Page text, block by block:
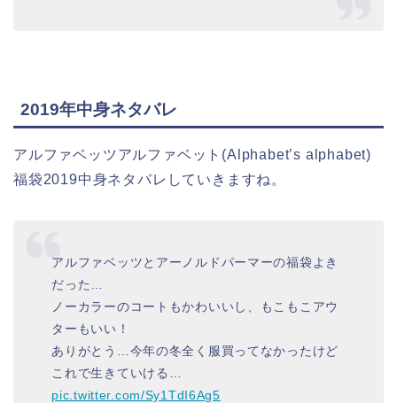
2019年中身ネタバレ
アルファベッツアルファベット(Alphabet’s alphabet)
福袋2019中身ネタバレしていきますね。
アルファベッツとアーノルドパーマーの福袋よき
だった…
ノーカラーのコートもかわいいし、もこもこアウ
ターもいい！
ありがとう…今年の冬全く服買ってなかったけど
これで生きていける…
pic.twitter.com/Sy1TdI6Ag5